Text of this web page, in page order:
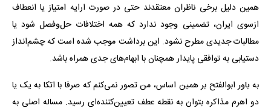
همین دلیل برخی ناظران معتقدند حتی در صورت ارایه امتیاز یا انعطاف
ازسوی ایران، تضمینی وجود ندارد که همه اختلافات حل‌وفصل شود یا
مطالبات جدیدی مطرح نشود. این برداشت موجب شده است که چشم‌انداز
دستیابی به توافقی پایدار همچنان با ابهام‌های جدی همراه باشد.
به باور ابوالفتح بر همین اساس، من تصور نمی‌کنم که صرفا با اتکا به یک یا
دو اهرم مذاکره بتوان به نقطه عطف تعیین‌کننده‌ای رسید. مساله اصلی به